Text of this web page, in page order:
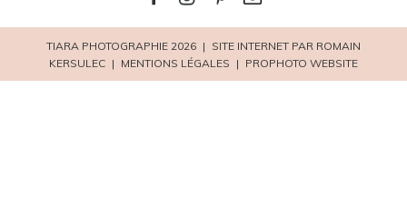
TIARA PHOTOGRAPHIE 2026 | SITE INTERNET PAR ROMAIN
KERSULEC | MENTIONS LÉGALES | PROPHOTO WEBSITE